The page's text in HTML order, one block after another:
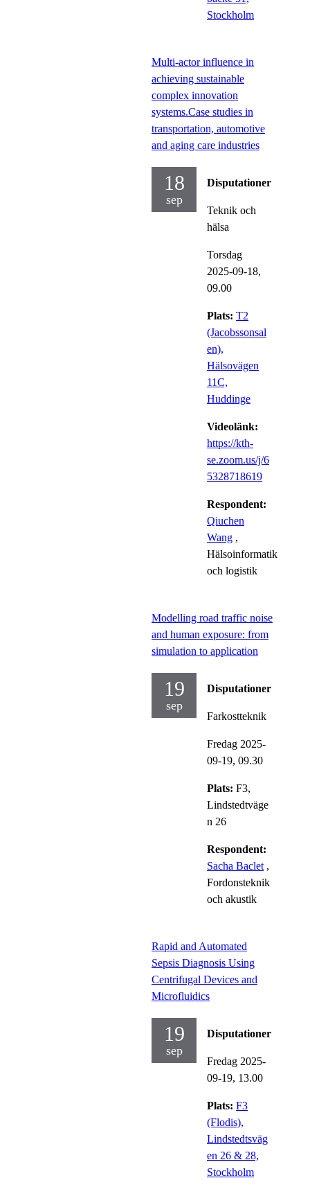
Stockholm
Multi-actor influence in
achieving sustainable
complex innovation
systems.Case studies in
transportation, automotive
and aging care industries
18
sep
Disputationer
Teknik och
hälsa
Torsdag
2025-09-18,
09.00
Plats: T2
(Jacobssonsal
en),
Hälsovägen
11C,
Huddinge
Videolänk:
https://kth-
se.zoom.us/j/6
5328718619
Respondent:
Qiuchen
Wang ,
Hälsoinformatik
och logistik
Modelling road traffic noise
and human exposure: from
simulation to application
19
sep
Disputationer
Farkostteknik
Fredag 2025-
09-19, 09.30
Plats: F3,
Lindstedtväge
n 26
Respondent:
Sacha Baclet ,
Fordonsteknik
och akustik
Rapid and Automated
Sepsis Diagnosis Using
Centrifugal Devices and
Microfluidics
19
sep
Disputationer
Fredag 2025-
09-19, 13.00
Plats: F3
(Flodis),
Lindstedtsväg
en 26 & 28,
Stockholm